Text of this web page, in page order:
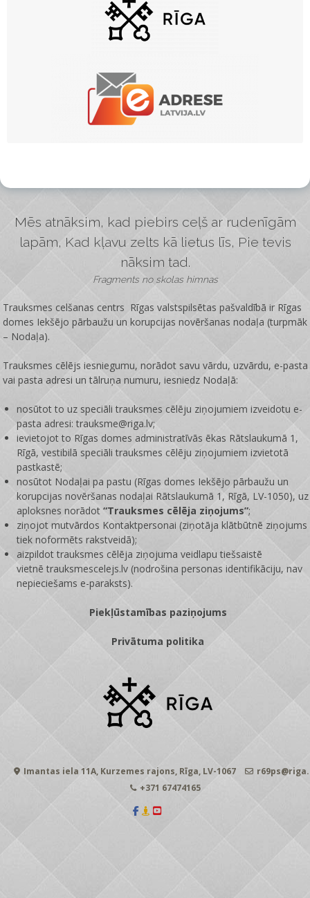
Mēs atnāksim, kad piebirs ceļš ar rudenīgām
lapām, Kad kļavu zelts kā lietus līs, Pie tevis
nāksim tad.
Fragments no skolas himnas
Trauksmes celšanas centrs Rīgas valstspilsētas pašvaldībā ir Rīgas
domes Iekšējo pārbaužu un korupcijas novēršanas nodaļa (turpmāk
– Nodaļa).
Trauksmes cēlējs iesniegumu, norādot savu vārdu, uzvārdu, e-pasta
vai pasta adresi un tālruņa numuru, iesniedz Nodaļā:
nosūtot to uz speciāli trauksmes cēlēju ziņojumiem izveidotu e-
pasta adresi: trauksme@riga.lv;
ievietojot to Rīgas domes administratīvās ēkas Rātslaukumā 1,
Rīgā, vestibilā speciāli trauksmes cēlēju ziņojumiem izvietotā
pastkastē;
nosūtot Nodaļai pa pastu (Rīgas domes Iekšējo pārbaužu un
korupcijas novēršanas nodaļai Rātslaukumā 1, Rīgā, LV-1050), uz
aploksnes norādot“Trauksmes cēlēja ziņojums”;
ziņojot mutvārdos Kontaktpersonai (ziņotāja klātbūtnē ziņojums
tiek noformēts rakstveidā);
aizpildot trauksmes cēlēja ziņojuma veidlapu tiešsaistē
vietnētrauksmescelejs.lv (nodrošina personas identifikāciju, nav
nepieciešams e-paraksts).
Piekļūstamības paziņojums
Privātuma politika
Imantas iela 11A, Kurzemes rajons, Rīga, LV-1067
+371 67474165